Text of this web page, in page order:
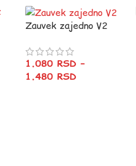
Zauvek zajedno V2
1.080 RSD –
1.480 RSD